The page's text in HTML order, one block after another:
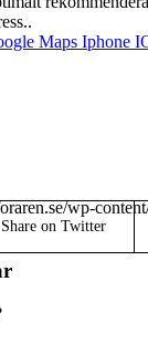
Maps Iphone
Share on Twitter
wp-